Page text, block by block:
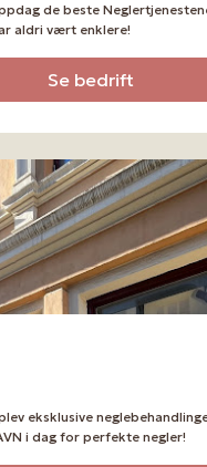
de beste
aldri vært enklere!
Se bedrift
eksklusive
i dag for perfekte negler!